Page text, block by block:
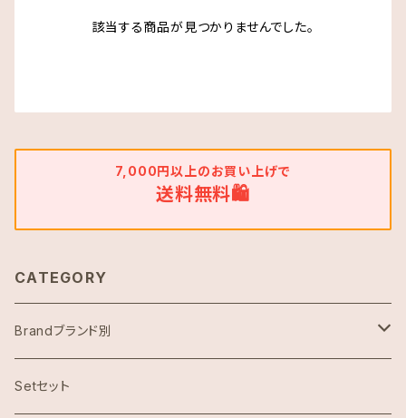
該当する商品が見つかりませんでした。
7,000円以上のお買い上げで
送料無料🛍
CATEGORY
Brandブランド別
ハワイ限定スヌーピー
Setセット